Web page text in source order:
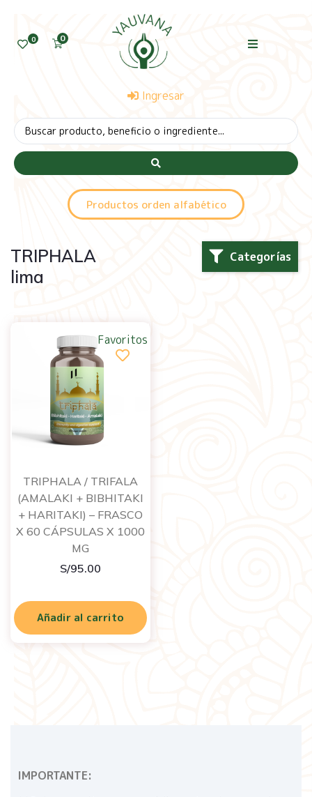
0 0
Ingresar
Productos orden alfabético
Categorías
TRIPHALA
lima
TRIPHALA / TRIFALA
(AMALAKI + BIBHITAKI
+ HARITAKI) – FRASCO
X 60 CÁPSULAS X 1000
MG
S/95.00
Añadir al carrito
Favoritos
IMPORTANTE: